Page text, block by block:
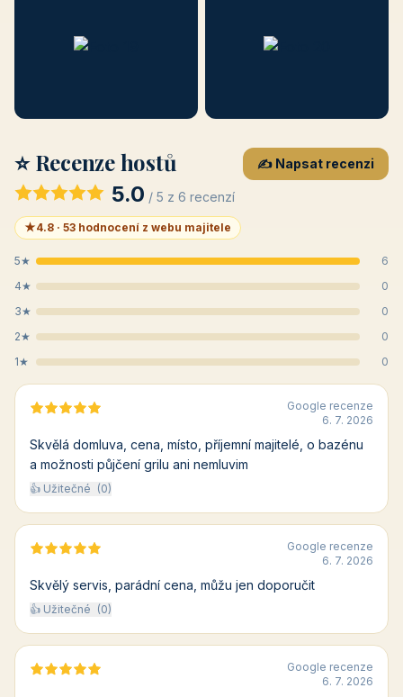
⭐ Recenze hostů
5.0 / 5 z 6 recenzí
★4.8 · 53 hodnocení z webu majitele
✍️ Napsat recenzi
5★
6
4★
0
3★
0
2★
0
1★
0
Google recenze
6. 7. 2026
Skvělá domluva, cena, místo, příjemní majitelé, o bazénu
a možnosti půjčení grilu ani nemluvim
👍 Užitečné (0)
Google recenze
6. 7. 2026
Skvělý servis, parádní cena, můžu jen doporučit
👍 Užitečné (0)
Google recenze
6. 7. 2026